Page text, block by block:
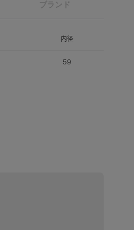
ブランド
内径
59